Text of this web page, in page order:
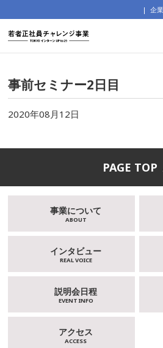
企
事前セミナー2日目
2020年08月12日
PAGE TOP
事業について
ABOUT
インタビュー
REAL VOICE
説明会日程
EVENT INFO
アクセス
ACCESS